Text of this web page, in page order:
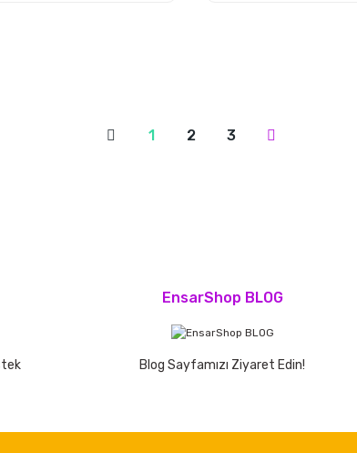
1 2 3
EnsarShop BLOG
Blog Sayfamızı Ziyaret Edin!